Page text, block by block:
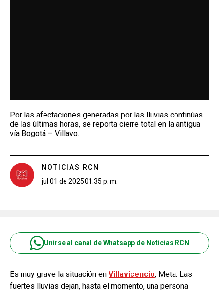
Por las afectaciones generadas por las lluvias continúas
de las últimas horas, se reporta cierre total en la antigua
vía Bogotá – Villavo.
NOTICIAS RCN
jul 01 de 202501:35 p. m.
Unirse al canal de Whatsapp de Noticias RCN
Es muy grave la situación en Villavicencio, Meta. Las
fuertes lluvias dejan, hasta el momento, una persona